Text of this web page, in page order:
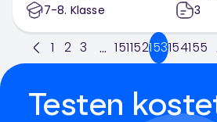
7-8. Klasse
3
1 2 3 ... 151152153154155
Testen